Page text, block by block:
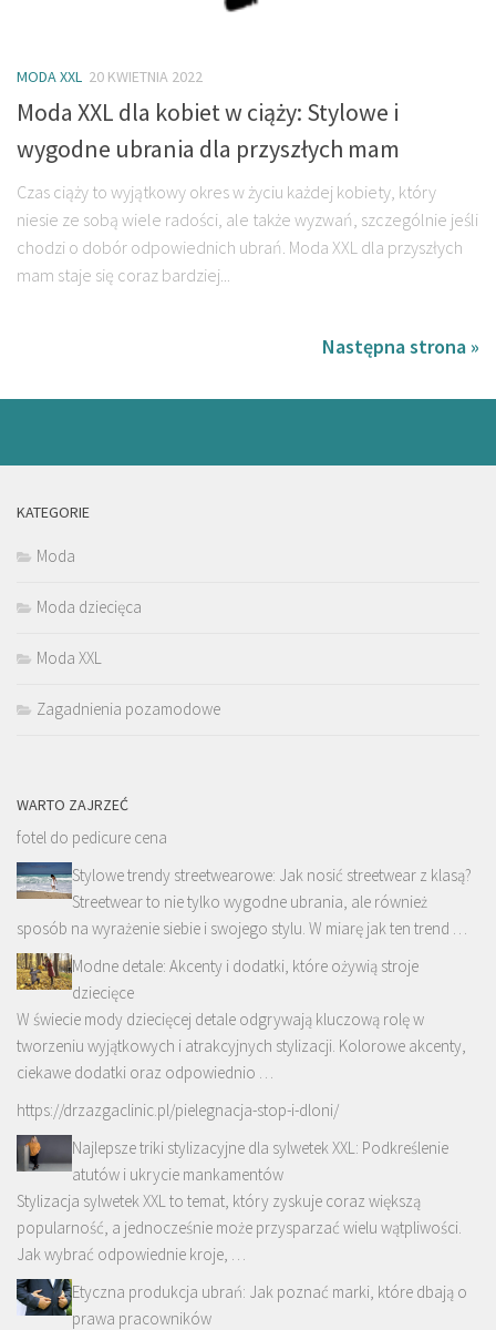
MODA XXL 20 KWIETNIA 2022
Moda XXL dla kobiet w ciąży: Stylowe i
wygodne ubrania dla przyszłych mam
Czas ciąży to wyjątkowy okres w życiu każdej kobiety, który
niesie ze sobą wiele radości, ale także wyzwań, szczególnie jeśli
chodzi o dobór odpowiednich ubrań. Moda XXL dla przyszłych
mam staje się coraz bardziej...
Następna strona »
KATEGORIE
Moda
Moda dziecięca
Moda XXL
Zagadnienia pozamodowe
WARTO ZAJRZEĆ
fotel do pedicure cena
Stylowe trendy streetwearowe: Jak nosić streetwear z klasą?
Streetwear to nie tylko wygodne ubrania, ale również
sposób na wyrażenie siebie i swojego stylu. W miarę jak ten trend …
Modne detale: Akcenty i dodatki, które ożywią stroje
dziecięce
W świecie mody dziecięcej detale odgrywają kluczową rolę w
tworzeniu wyjątkowych i atrakcyjnych stylizacji. Kolorowe akcenty,
ciekawe dodatki oraz odpowiednio …
https://drzazgaclinic.pl/pielegnacja-stop-i-dloni/
Najlepsze triki stylizacyjne dla sylwetek XXL: Podkreślenie
atutów i ukrycie mankamentów
Stylizacja sylwetek XXL to temat, który zyskuje coraz większą
popularność, a jednocześnie może przysparzać wielu wątpliwości.
Jak wybrać odpowiednie kroje, …
Etyczna produkcja ubrań: Jak poznać marki, które dbają o
prawa pracowników